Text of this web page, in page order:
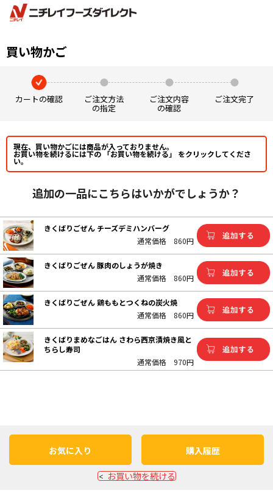
買い物かご
カートの確認 ご注文方法
の指定
ご注文内容
の確認
ご注文完了
現在、買い物かごには商品が入っておりません。
お買い物を続けるには下の 「お買い物を続ける」 をクリックしてくださ
い。
追加の一品にこちらはいかがでしょうか？
きくばりごぜん チーズデミハンバーグ
通常価格 860円
きくばりごぜん 豚肉のしょうが焼き
通常価格 860円
きくばりごぜん 鶏ももとつくねの炭火焼
通常価格 860円
きくばりまめなごはん さわら西京漬焼き風と
ちらし寿司
通常価格 970円
お気に入り 購入履歴